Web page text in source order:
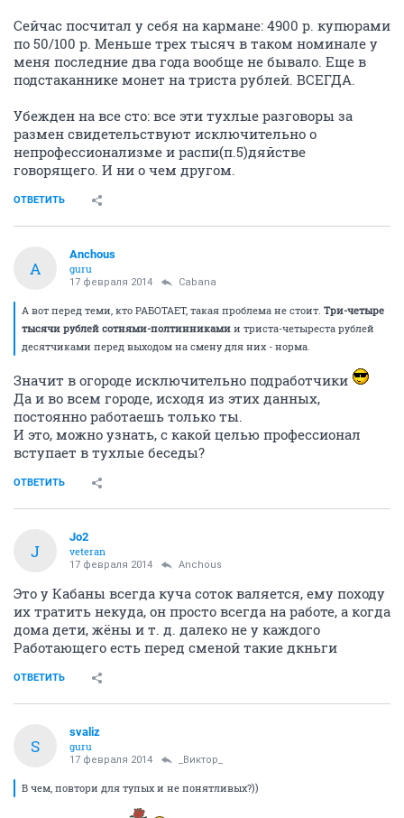
Сейчас посчитал у себя на кармане: 4900 р. купюрами
по 50/100 р. Меньше трех тысяч в таком номинале у
меня последние два года вообще не бывало. Еще в
подстаканнике монет на триста рублей. ВСЕГДА.
Убежден на все сто: все эти тухлые разговоры за
размен свидетельствуют исключительно о
непрофессионализме и распи(п.5)дяйстве
говорящего. И ни о чем другом.
ОТВЕТИТЬ
A
Anchous
guru
17 февраля 2014 Cabana
А вот перед теми, кто РАБОТАЕТ, такая проблема не стоит. Три-четыре
тысячи рублей сотнями-полтинниками и триста-четыреста рублей
десятчиками перед выходом на смену для них - норма.
Значит в огороде исключительно подработчики
Да и во всем городе, исходя из этих данных,
постоянно работаешь только ты.
И это, можно узнать, с какой целью профессионал
вступает в тухлые беседы?
ОТВЕТИТЬ
J
Jo2
veteran
17 февраля 2014 Anchous
Это у Кабаны всегда куча соток валяется, ему походу
их тратить некуда, он просто всегда на работе, а когда
дома дети, жёны и т. д. далеко не у каждого
Работающего есть перед сменой такие дкньги
ОТВЕТИТЬ
S
svaliz
guru
17 февраля 2014 _Виктор_
В чем, повтори для тупых и не понятливых?))